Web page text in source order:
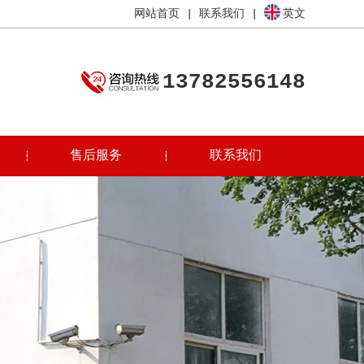
网站首页 联系我们 英文
13782556148
售后服务 联系我们